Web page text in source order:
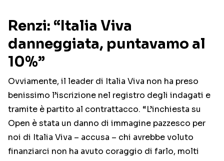
Renzi: “Italia Viva
danneggiata, puntavamo al
10%”
Ovviamente, il leader di Italia Viva non ha preso
benissimo l’iscrizione nel registro degli indagati e
tramite è partito al contrattacco. “L’inchiesta su
Open è stata un danno di immagine pazzesco per
noi di Italia Viva – accusa – chi avrebbe voluto
finanziarci non ha avuto coraggio di farlo, molti